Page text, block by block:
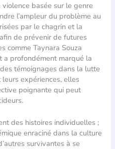
basée sur le genre
l’ampleur du problème au
par le chagrin et la
de prévenir de futures
comme Taynara Souza
a profondément marqué la
témoignages dans la lutte
expériences, elles
poignante qui peut
des histoires individuelles ;
enraciné dans la culture
survivantes à se